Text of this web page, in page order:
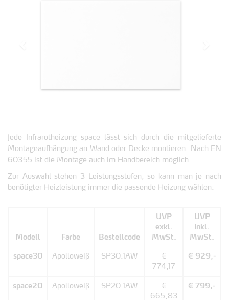
Jede Infrarotheizung space lässt sich durch die mitgelieferte
Montageaufhängung an Wand oder Decke montieren. Nach EN
60355 ist die Montage auch im Handbereich möglich.
Zur Auswahl stehen 3 Leistungsstufen, so kann man je nach
benötigter Heizleistung immer die passende Heizung wählen:
Modell Farbe Bestellcode
UVP
exkl.
MwSt.
UVP
inkl.
MwSt.
space30 Apolloweiß SP30.1AW
€
774,17
€ 929,-
space20 Apolloweiß SP20.1AW
€
665,83
€ 799,-